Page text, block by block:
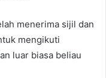
menerima sijil dan
mengikuti
luar biasa beliau